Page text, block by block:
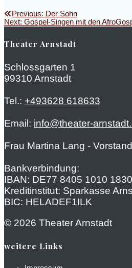
Previous: Previous
post:
Der Sohn
Next: Next
Gospel-Singen mit den
Theater Arnstadt
Schlossgarten 1
99310 Arnstadt
Tel.: +493628 618633
Email: info@theater-
Frau Martina Lang -
Bankverbindung:
IBAN: DE77 8405 1010
Kreditinstitut: Sparkasse
BIC: HELADEF1ILK
© 2026 Theater Arnstadt
weitere Links